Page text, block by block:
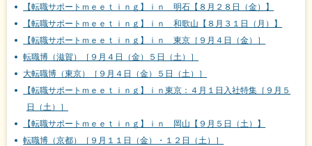
【転職サポートｍｅｅｔｉｎｇ】ｉｎ 明石【８月２８日（金）】
【転職サポートｍｅｅｔｉｎｇ】ｉｎ 和歌山【８月３１日（月）】
【転職サポートｍｅｅｔｉｎｇ】ｉｎ 東京［９月４日（金）］
転職博（滋賀）［９月４日（金）５日（土）］
大転職博（東京）［９月４日（金）５日（土）］
【転職サポートｍｅｅｔｉｎｇ】ｉｎ東京：４月１日入社特集［９月５
日（土）］
【転職サポートｍｅｅｔｉｎｇ】ｉｎ 岡山【９月５日（土）】
転職博（京都）［９月１１日（金）・１２日（土）］